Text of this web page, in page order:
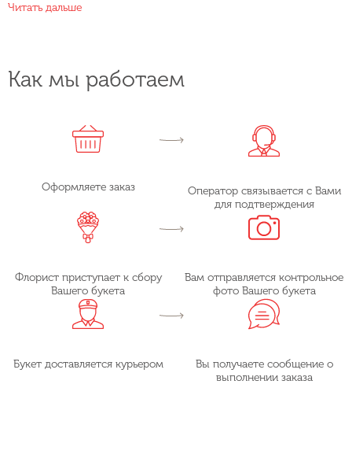
Читать дальше
Как мы работаем
Оформляете заказ
Оператор связывается с Вами
для подтверждения
Флорист приступает к сбору
Вашего букета
Вам отправляется контрольное
фото Вашего букета
Букет доставляется курьером
Вы получаете сообщение о
выполнении заказа